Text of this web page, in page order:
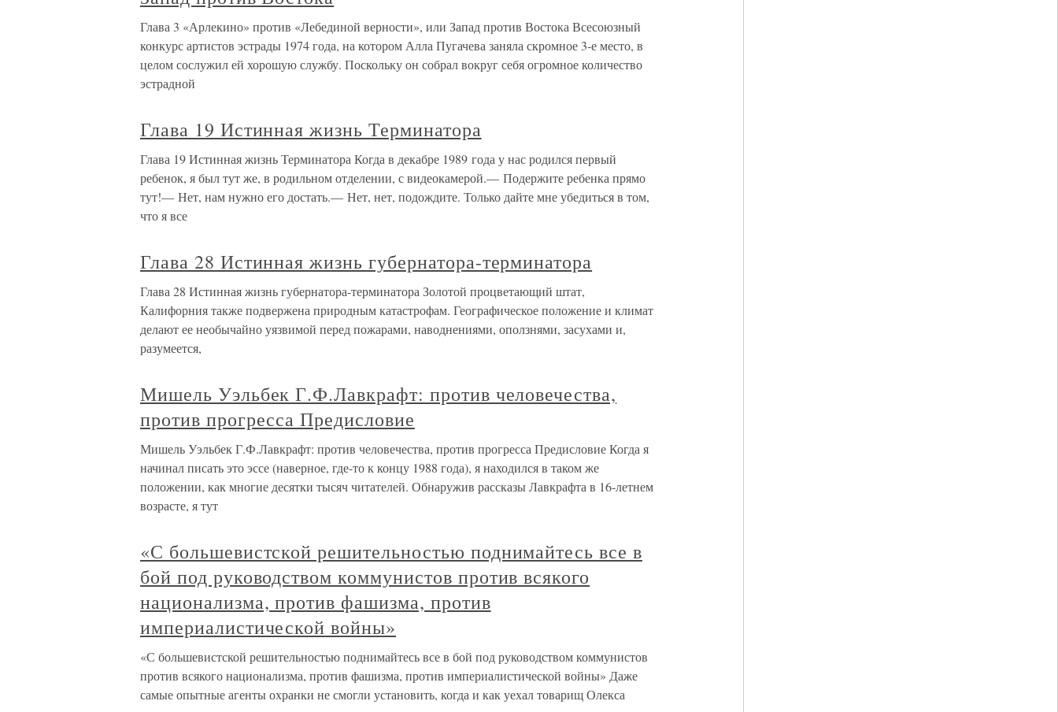
Глава 3 «Арлекино» против «Лебединой верности», или Запад против Востока Всесоюзный
конкурс артистов эстрады 1974 года, на котором Алла Пугачева заняла скромное 3-е место, в
целом сослужил ей хорошую службу. Поскольку он собрал вокруг себя огромное количество
эстрадной
Глава 19 Истинная жизнь Терминатора
Глава 19 Истинная жизнь Терминатора Когда в декабре 1989 года у нас родился первый
ребенок, я был тут же, в родильном отделении, с видеокамерой.— Подержите ребенка прямо
тут!— Нет, нам нужно его достать.— Нет, нет, подождите. Только дайте мне убедиться в том,
что я все
Глава 28 Истинная жизнь губернатора-терминатора
Глава 28 Истинная жизнь губернатора-терминатора Золотой процветающий штат,
Калифорния также подвержена природным катастрофам. Географическое положение и климат
делают ее необычайно уязвимой перед пожарами, наводнениями, оползнями, засухами и,
разумеется,
Мишель Уэльбек Г.Ф.Лавкрафт: против человечества,
против прогресса Предисловие
Мишель Уэльбек Г.Ф.Лавкрафт: против человечества, против прогресса Предисловие Когда я
начинал писать это эссе (наверное, где-то к концу 1988 года), я находился в таком же
положении, как многие десятки тысяч читателей. Обнаружив рассказы Лавкрафта в 16-летнем
возрасте, я тут
«С большевистской решительностью поднимайтесь все в
бой под руководством коммунистов против всякого
национализма, против фашизма, против
империалистической войны»
«С большевистской решительностью поднимайтесь все в бой под руководством коммунистов
против всякого национализма, против фашизма, против империалистической войны» Даже
самые опытные агенты охранки не смогли установить, когда и как уехал товарищ Олекса